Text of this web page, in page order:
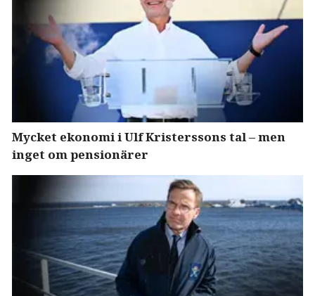
Mycket ekonomi i Ulf Kristerssons tal – men
inget om pensionärer